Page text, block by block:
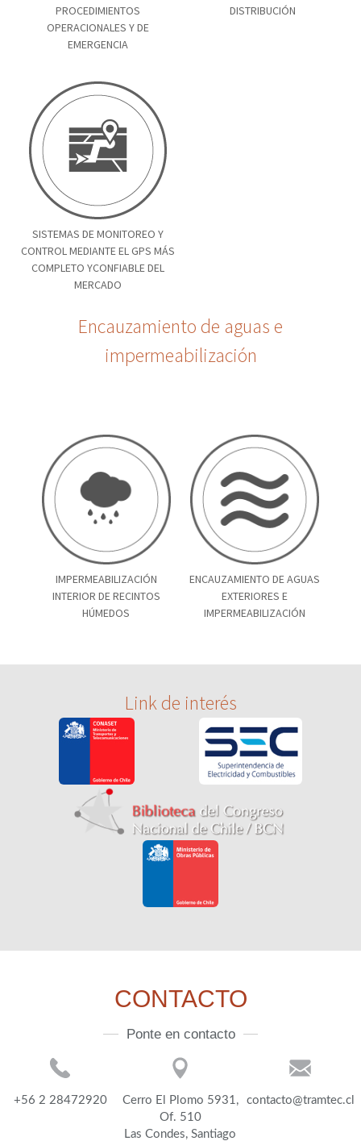
PROCEDIMIENTOS
OPERACIONALES Y DE
EMERGENCIA
DISTRIBUCIÓN
SISTEMAS DE MONITOREO Y
CONTROL MEDIANTE EL GPS MÁS
COMPLETO YCONFIABLE DEL
MERCADO
Encauzamiento de aguas e
impermeabilización
IMPERMEABILIZACIÓN
INTERIOR DE RECINTOS
HÚMEDOS
ENCAUZAMIENTO DE AGUAS
EXTERIORES E
IMPERMEABILIZACIÓN
Link de interés
CONTACTO
Ponte en contacto
+56 2 28472920
Cerro El Plomo 5931,
Of. 510
Las Condes, Santiago
contacto@tramtec.cl